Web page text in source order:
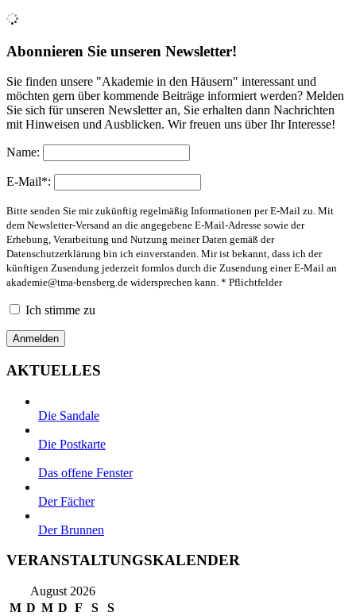
Abonnieren Sie unseren Newsletter!
Sie finden unsere "Akademie in den Häusern" interessant und
möchten gern über kommende Beiträge informiert werden? Melden
Sie sich für unseren Newsletter an, Sie erhalten dann Nachrichten
mit Hinweisen und Ausblicken. Wir freuen uns über Ihr Interesse!
Name:
E-Mail*:
Bitte senden Sie mir zukünftig regelmäßig Informationen per E-Mail zu. Mit
dem Newsletter-Versand an die angegebene E-Mail-Adresse sowie der
Erhebung, Verarbeitung und Nutzung meiner Daten gemäß der
Datenschutzerklärung bin ich einverstanden. Mir ist bekannt, dass ich der
künftigen Zusendung jederzeit formlos durch die Zusendung einer E-Mail an
akademie@tma-bensberg.de widersprechen kann. * Pflichtfelder
Ich stimme zu
AKTUELLES
Die Sandale
Die Postkarte
Das offene Fenster
Der Fächer
Der Brunnen
VERANSTALTUNGSKALENDER
August 2026
M D M D F S S